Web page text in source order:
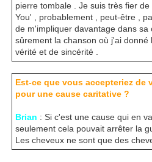
pierre tombale . Je suis très fier
You' , probablement , peut-être ,
de m'impliquer davantage dans sa
sûrement la chanson où j'ai donné
vérité et de sincérité .
Est-ce que vous accepteriez de
pour une cause caritative ?
Brian : Si c'est une cause qui en
seulement cela pouvait arrêter la
Les cheveux ne sont que des